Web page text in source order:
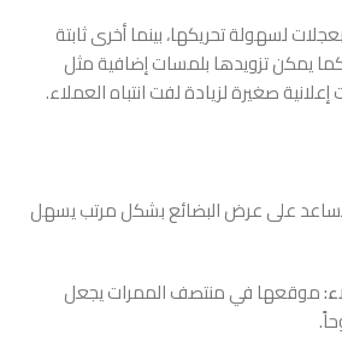
لسهولة تحريكها، بينما أخرى ثابتة
يمكن تزويدها بلمسات إضافية مثل
إعلانية صغيرة لزيادة لفت انتباه العملاء.
على عرض البضائع بشكل مرتب يسهل
موقعها في منتصف الممرات يجعل